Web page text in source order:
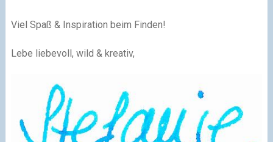
Viel Spaß & Inspiration beim Finden!
Lebe liebevoll, wild & kreativ,